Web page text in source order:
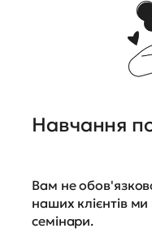
Навчання
Вам не
наших клієнтів
семінари.